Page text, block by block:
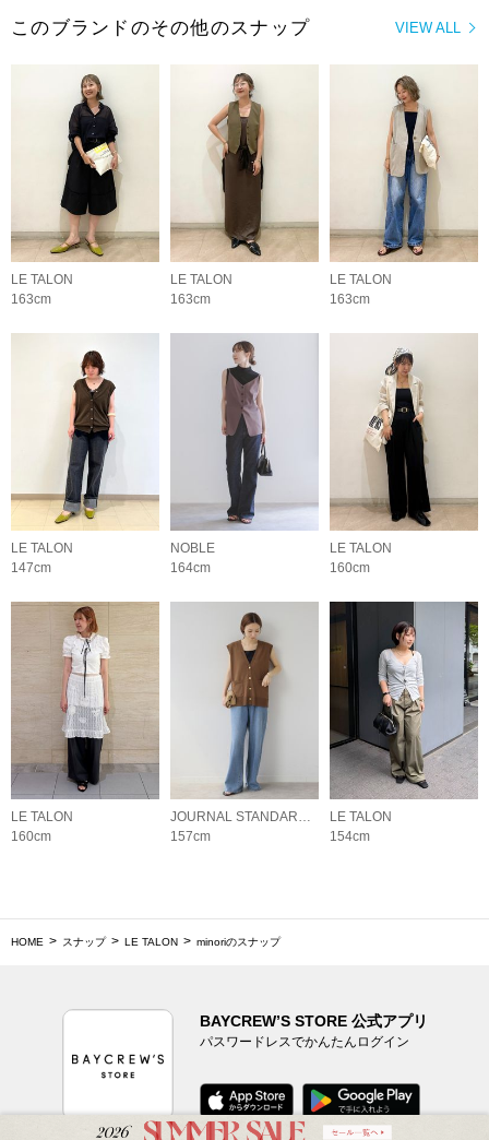
VIEW ALL
このブランドのその他のスナップ
LE TALON
163cm
LE TALON
163cm
LE TALON
163cm
LE TALON
147cm
NOBLE
164cm
LE TALON
160cm
LE TALON
160cm
JOURNAL STANDARD relume LADYS
157cm
LE TALON
154cm
HOME スナップ LE TALON minoriのスナップ
BAYCREW’S STORE 公式アプリ
パスワードレスでかんたんログイン